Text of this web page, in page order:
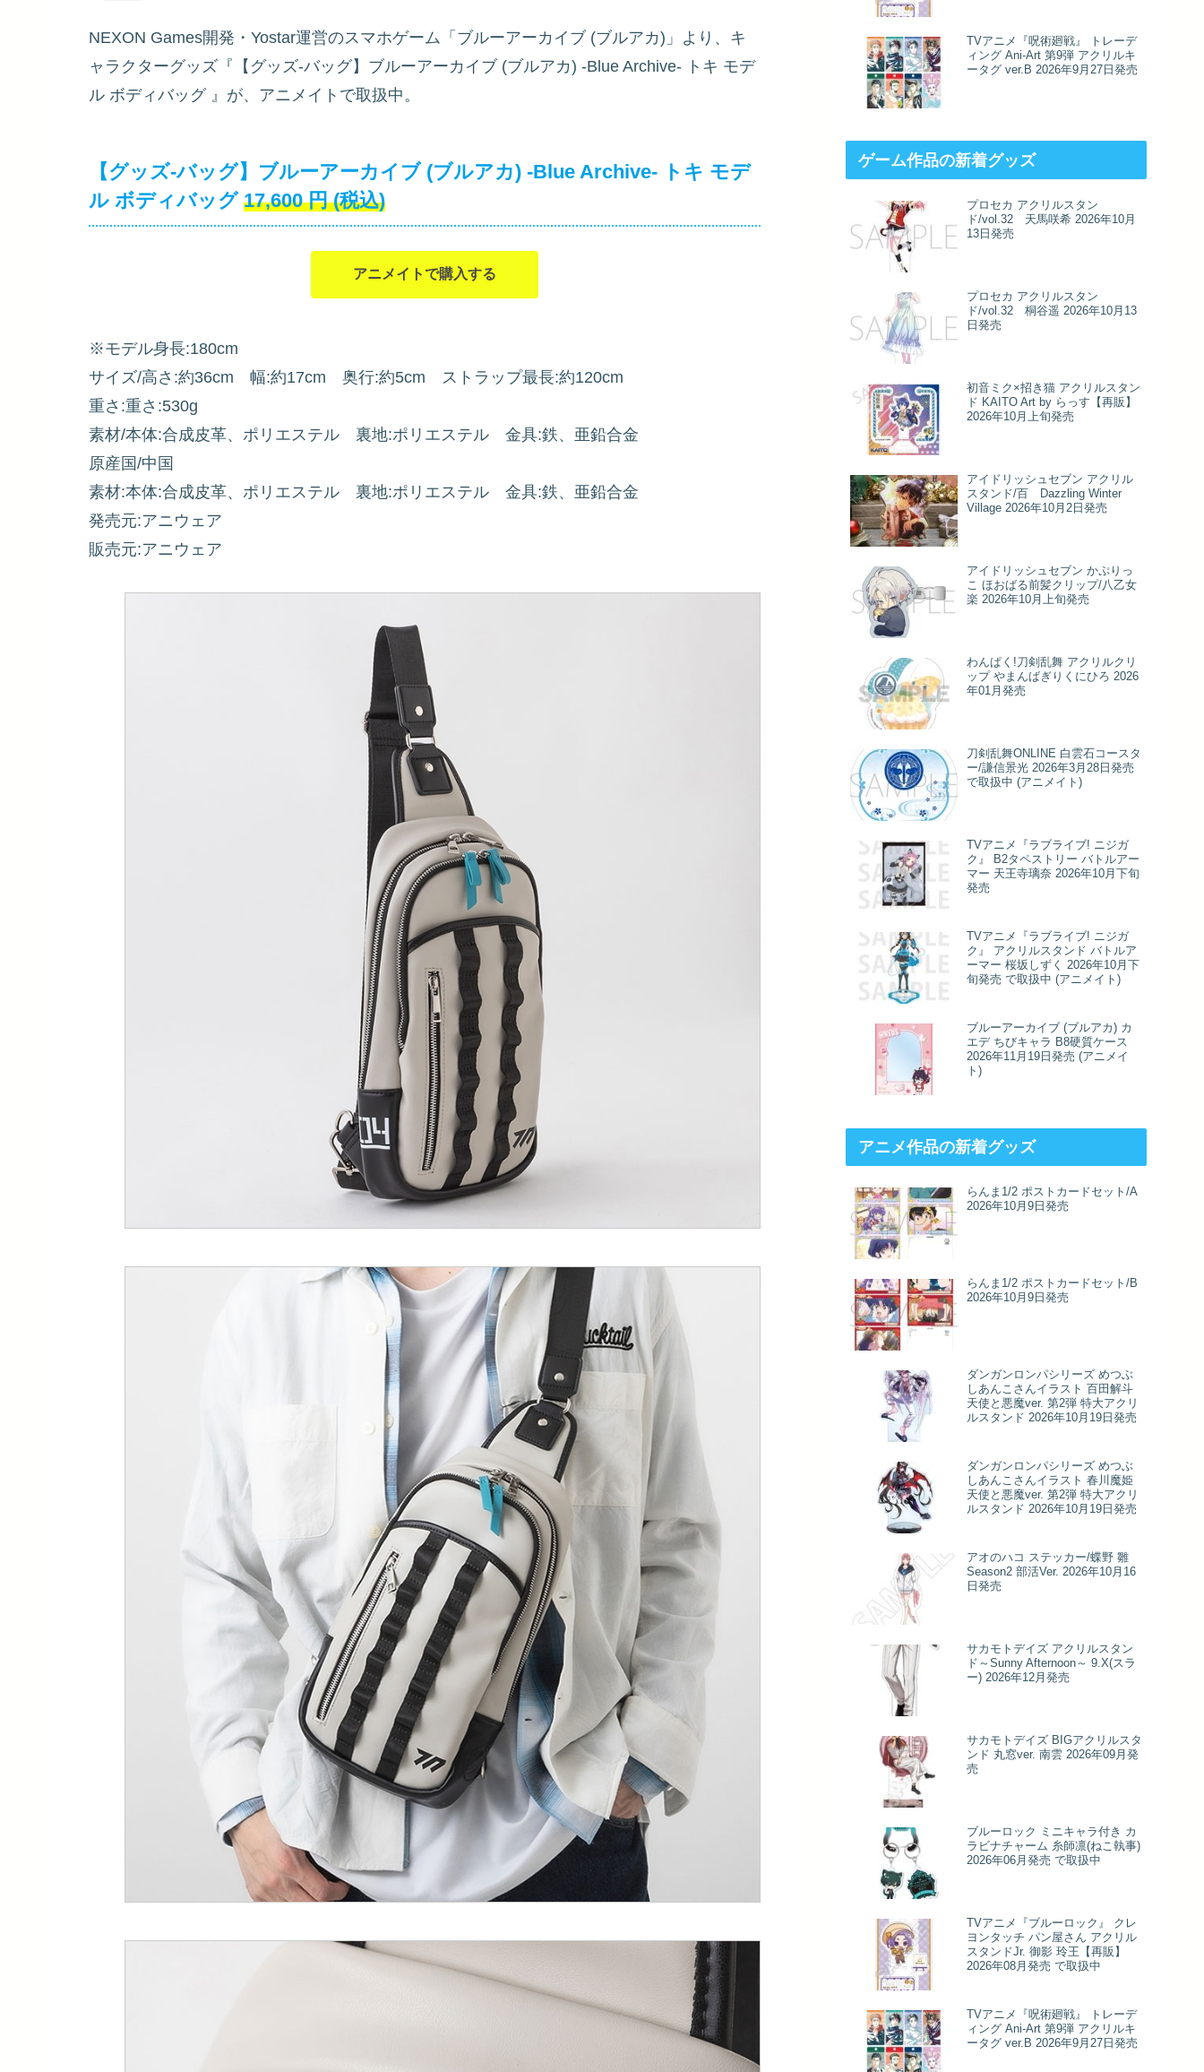
NEXON Games開発・Yostar運営のスマホゲーム「ブルーアーカイブ (ブルアカ)」より、キ
ャラクターグッズ『【グッズ-バッグ】ブルーアーカイブ (ブルアカ) -Blue Archive- トキ モデ
ル ボディバッグ』が、アニメイトで取扱中。
【グッズ-バッグ】ブルーアーカイブ (ブルアカ) -Blue Archive- トキ モデ
ル ボディバッグ 17,600 円 (税込)
アニメイトで購入する
※モデル身長:180cm
サイズ/高さ:約36cm 幅:約17cm 奥行:約5cm ストラップ最長:約120cm
重さ:重さ:530g
素材/本体:合成皮革、ポリエステル 裏地:ポリエステル 金具:鉄、亜鉛合金
原産国/中国
素材:本体:合成皮革、ポリエステル 裏地:ポリエステル 金具:鉄、亜鉛合金
発売元:アニウェア
販売元:アニウェア
TVアニメ『呪術廻戦』 トレーデ
ィング Ani-Art 第9弾 アクリルキ
ータグ ver.B 2026年9月27日発売
ゲーム作品の新着グッズ
プロセカ アクリルスタン
ド/vol.32 天馬咲希 2026年10月
13日発売
プロセカ アクリルスタン
ド/vol.32 桐谷遥 2026年10月13
日発売
初音ミク×招き猫 アクリルスタン
ド KAITO Art by らっす【再販】
2026年10月上旬発売
アイドリッシュセブン アクリル
スタンド/百 Dazzling Winter
Village 2026年10月2日発売
アイドリッシュセブン かぷりっ
こ ほおばる前髪クリップ/八乙女
楽 2026年10月上旬発売
わんぱく!刀剣乱舞 アクリルクリ
ップ やまんばぎりくにひろ 2026
年01月発売
刀剣乱舞ONLINE 白雲石コースタ
ー/謙信景光 2026年3月28日発売
で取扱中 (アニメイト)
TVアニメ『ラブライブ! ニジガ
ク』 B2タペストリー バトルアー
マー 天王寺璃奈 2026年10月下旬
発売
TVアニメ『ラブライブ! ニジガ
ク』 アクリルスタンド バトルア
ーマー 桜坂しずく 2026年10月下
旬発売 で取扱中 (アニメイト)
ブルーアーカイブ (ブルアカ) カ
エデ ちびキャラ B8硬質ケース
2026年11月19日発売 (アニメイ
ト)
アニメ作品の新着グッズ
らんま1/2 ポストカードセット/A
2026年10月9日発売
らんま1/2 ポストカードセット/B
2026年10月9日発売
ダンガンロンパシリーズ めつぶ
しあんこさんイラスト 百田解斗
天使と悪魔ver. 第2弾 特大アクリ
ルスタンド 2026年10月19日発売
ダンガンロンパシリーズ めつぶ
しあんこさんイラスト 春川魔姫
天使と悪魔ver. 第2弾 特大アクリ
ルスタンド 2026年10月19日発売
アオのハコ ステッカー/蝶野 雛
Season2 部活Ver. 2026年10月16
日発売
サカモトデイズ アクリルスタン
ド～Sunny Afternoon～ 9.X(スラ
ー) 2026年12月発売
サカモトデイズ BIGアクリルスタ
ンド 丸窓ver. 南雲 2026年09月発
売
ブルーロック ミニキャラ付き カ
ラビナチャーム 糸師凛(ねこ執事)
2026年06月発売 で取扱中
TVアニメ『ブルーロック』 クレ
ヨンタッチ パン屋さん アクリル
スタンドJr. 御影 玲王【再販】
2026年08月発売 で取扱中
TVアニメ『呪術廻戦』 トレーデ
ィング Ani-Art 第9弾 アクリルキ
ータグ ver.B 2026年9月27日発売